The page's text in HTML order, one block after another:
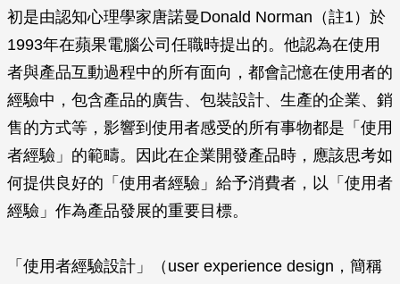
初是由認知心理學家唐諾曼Donald Norman（註1）於
1993年在蘋果電腦公司任職時提出的。他認為在使用
者與產品互動過程中的所有面向，都會記憶在使用者的
經驗中，包含產品的廣告、包裝設計、生產的企業、銷
售的方式等，影響到使用者感受的所有事物都是「使用
者經驗」的範疇。因此在企業開發產品時，應該思考如
何提供良好的「使用者經驗」給予消費者，以「使用者
經驗」作為產品發展的重要目標。
「使用者經驗設計」（user experience design，簡稱